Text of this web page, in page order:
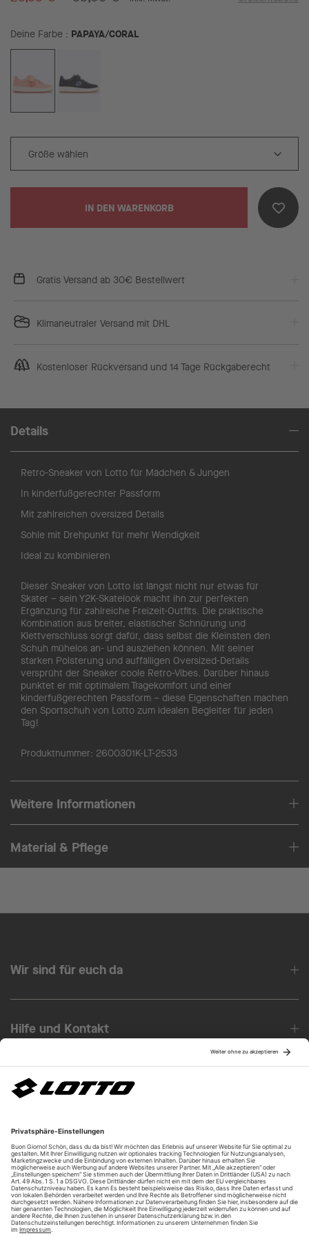
Deine Farbe PAPAYA/CORAL
IN DEN WARENKORB
Gratis Versand ab 30€ Bestellwert
Klimaneutraler Versand mit DHL
Kostenloser Rückversand und 14 Tage Rückgaberecht
Details
Retro-Sneaker von Lotto für Mädchen & Jungen
In kinderfußgerechter Passform
Mit zahlreichen oversized Details
Sohle mit Drehpunkt für mehr Wendigkeit
Ideal zu kombinieren
Dieser Sneaker von Lotto ist längst nicht nur etwas für
Skater – sein Y2K-Skatelook macht ihn zur perfekten
Ergänzung für zahlreiche Freizeit-Outfits. Die praktische
Kombination aus breiter, elastischer Schnürung und
Klettverschluss sorgt dafür, dass selbst die Kleinsten den
Schuh mühelos an- und ausziehen können. Mit seiner
starken Polsterung und auffälligen Oversized-Details
versprüht der Sneaker coole Retro-Vibes. Darüber hinaus
punktet er mit optimalem Tragekomfort und einer
kinderfußgerechten Passform – diese Eigenschaften machen
den Sportschuh von Lotto zum idealen Begleiter für jeden
Tag!
Produktnummer: 2600301K-LT-2533
Weitere Informationen
Material & Pflege
Wir sind für euch da
Hilfe und Kontakt
Über uns
Unsere Vorteile
Unsere Partner